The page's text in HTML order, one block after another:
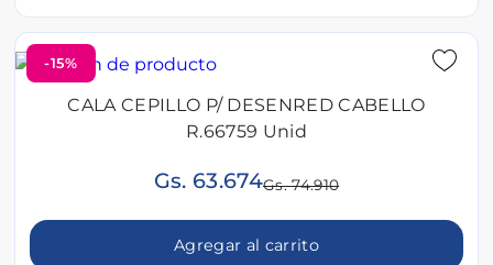
-15%
CALA CEPILLO P/ DESENRED CABELLO
R.66759 Unid
Gs. 63.674Gs. 74.910
Agregar al carrito